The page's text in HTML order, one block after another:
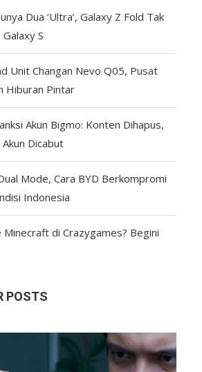
Dua ‘Ultra’, Galaxy Z Fold Tak
S
Unit Changan Nevo Q05, Pusat
Hiburan Pintar
Akun Bigmo: Konten Dihapus,
Dicabut
Mode, Cara BYD Berkompromi
Indonesia
Minecraft di Crazygames? Begini
POSTS